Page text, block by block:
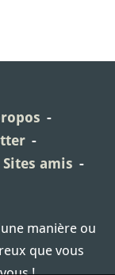
Sites amis
manière ou
que vous